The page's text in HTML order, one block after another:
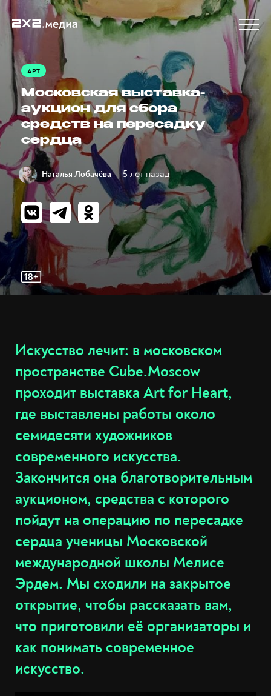
АРТ
Московская выставка-
аукцион для сбора
средств на пересадку
сердца
Наталья Лобачёва — 5 лет назад
Искусство лечит: в московском
пространстве Cube.Moscow
проходит выставка Art for Heart,
где выставлены работы около
семидесяти художников
современного искусства.
Закончится она благотворительным
аукционом, средства с которого
пойдут на операцию по пересадке
сердца ученицы Московской
международной школы Мелисе
Эрдем. Мы сходили на закрытое
открытие, чтобы рассказать вам,
что приготовили её организаторы и
как понимать современное
искусство.